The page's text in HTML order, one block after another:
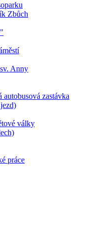
Zbůch
Anny
zastávka
války
práce